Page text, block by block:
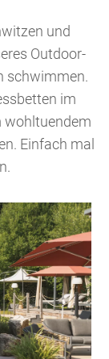
und
Outdoor-
schwimmen.
im
wohltuendem
Einfach mal